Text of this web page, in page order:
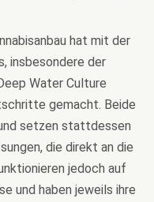
hat mit der
insbesondere der
Water Culture
gemacht. Beide
setzen stattdessen
die direkt an die
jedoch auf
und haben jeweils ihre